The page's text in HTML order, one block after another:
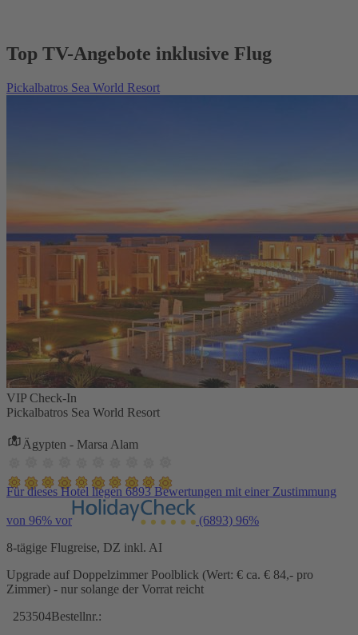
Top TV-Angebote inklusive Flug
Pickalbatros Sea World Resort
VIP Check-In
Pickalbatros Sea World Resort
Ägypten - Marsa Alam
Für dieses Hotel liegen 6893 Bewertungen mit einer Zustimmung
von 96% vor (6893) 96%
8-tägige Flugreise, DZ inkl. AI
Upgrade auf Doppelzimmer Poolblick (Wert: € ca. € 84,- pro
Zimmer) - nur solange der Vorrat reicht
253504Bestellnr.: